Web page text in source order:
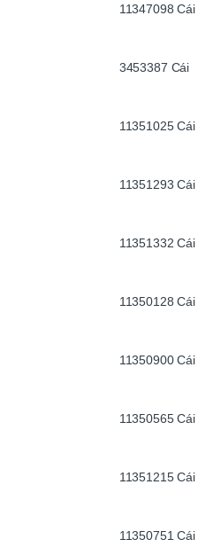
11347098 Cái
3453387 Cái
11351025 Cái
11351293 Cái
11351332 Cái
11350128 Cái
11350900 Cái
11350565 Cái
11351215 Cái
11350751 Cái